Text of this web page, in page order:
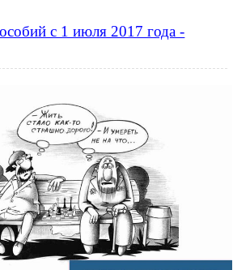
с 1 июля 2017 года -